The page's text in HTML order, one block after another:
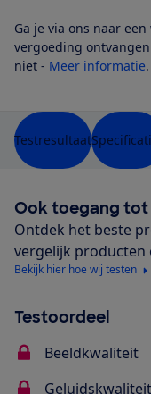
Ga je via ons naar
vergoeding
niet - Meer informatie.
Testresultaat
Ook toegang
Ontdek het beste
vergelijk producten
Bekijk hier hoe wij testen
Testoordeel
Beeldkwaliteit
Geluidskwaliteit